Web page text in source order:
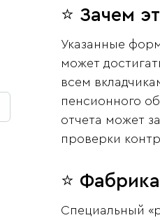
⭐ Зачем
Указанные
может
всем
пенсионного
отчета может
проверки
⭐
Специальный